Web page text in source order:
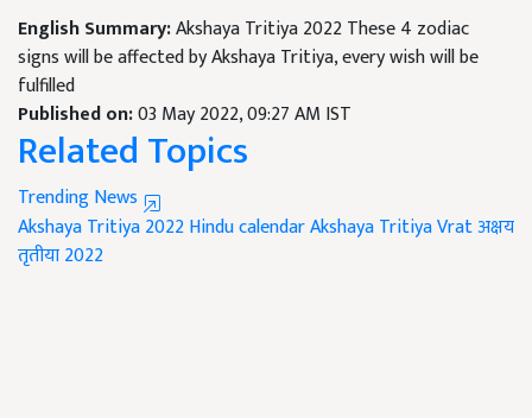
English Summary:Akshaya Tritiya 2022 These 4 zodiac
signs will be affected by Akshaya Tritiya, every wish will be
fulfilled
Published on:03 May 2022, 09:27 AM IST
Related Topics
Trending News
Akshaya Tritiya 2022Hindu calendarAkshaya Tritiya Vratअक्षय
तृतीया 2022